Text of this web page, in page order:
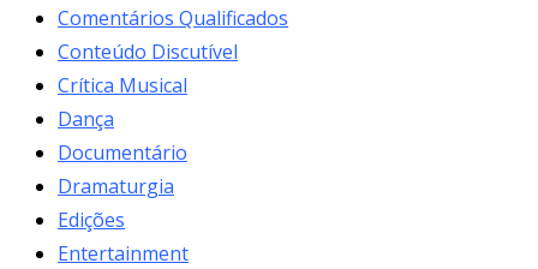
Comentários Qualificados
Conteúdo Discutível
Crítica Musical
Dança
Documentário
Dramaturgia
Edições
Entertainment